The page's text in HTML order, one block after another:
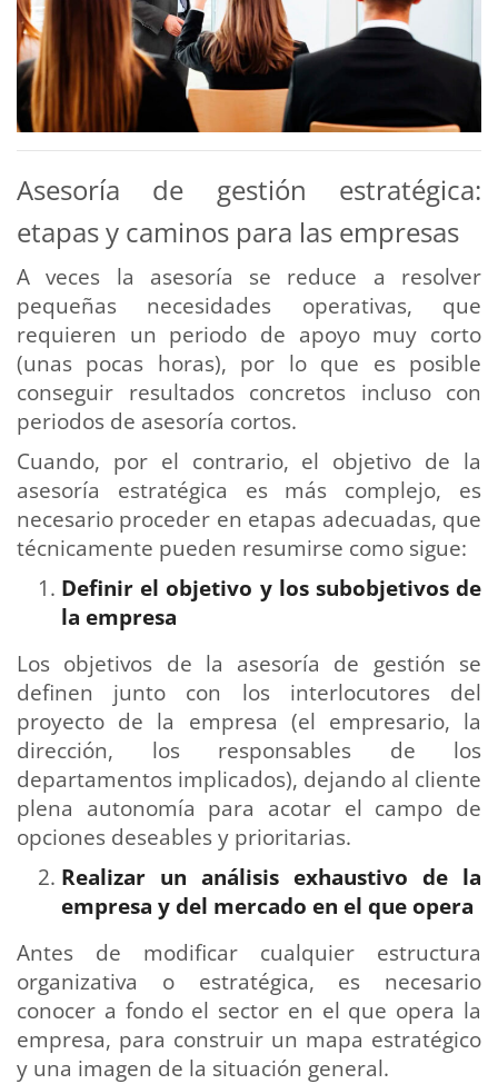
Asesoría de gestión estratégica:
etapas y caminos para las empresas
A veces la asesoría se reduce a resolver
pequeñas necesidades operativas, que
requieren un periodo de apoyo muy corto
(unas pocas horas), por lo que es posible
conseguir resultados concretos incluso con
periodos de asesoría cortos.
Cuando, por el contrario, el objetivo de la
asesoría estratégica es más complejo, es
necesario proceder en etapas adecuadas, que
técnicamente pueden resumirse como sigue:
Definir el objetivo y los subobjetivos de
la empresa
Los objetivos de la asesoría de gestión se
definen junto con los interlocutores del
proyecto de la empresa (el empresario, la
dirección, los responsables de los
departamentos implicados), dejando al cliente
plena autonomía para acotar el campo de
opciones deseables y prioritarias.
Realizar un análisis exhaustivo de la
empresa y del mercado en el que opera
Antes de modificar cualquier estructura
organizativa o estratégica, es necesario
conocer a fondo el sector en el que opera la
empresa, para construir un mapa estratégico
y una imagen de la situación general.